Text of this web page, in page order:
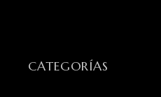
CATEGORÍAS